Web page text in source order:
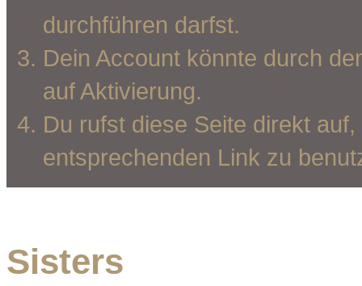
durchführen darfst.
Dein Account könnte durch
auf Aktivierung.
Du rufst diese Seite direkt
entsprechenden Link zu
Sisters